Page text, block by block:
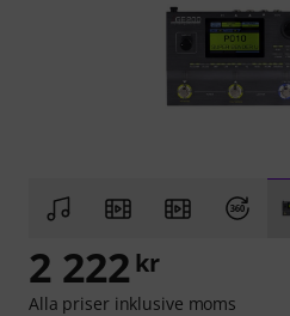
2 222 kr
Alla priser inklusive moms